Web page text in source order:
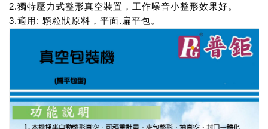
2.獨特壓力式整形真空裝置，工作噪音小整形效果好。
3.適用: 顆粒狀原料，平面.扁平包。